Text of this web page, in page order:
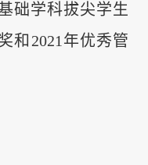
础学科拔尖学生
和2021年优秀管